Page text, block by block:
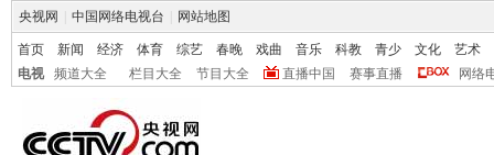
央视网 中国网络电视台 网站地图
首页 新闻 经济 体育 综艺 春晚 戏曲 音乐 科教 青少 文化
艺术
电视
频道大全 栏目大全 节目大全 直播中国 赛事直播 网络